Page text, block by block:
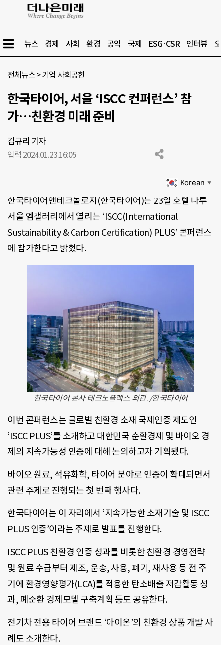
뉴스 경제 사회 환경 공익 국제 ESG·CSR 인터뷰
전체뉴스 >기업 사회공헌
한국타이어, 서울 ‘ISCC 컨퍼런스’ 참
가…친환경 미래 준비
김규리 기자
입력 2024.01.23.16:05
Korean ▼
한국타이어앤테크놀로지(한국타이어)는 23일 호텔 나루
서울 엠갤러리에서 열리는 ‘ISCC(International
Sustainability & Carbon Certification) PLUS’ 콘퍼런스
에 참가한다고 밝혔다.
한국타이어 본사 테크노플렉스 외관. /한국타이어
이번 콘퍼런스는 글로벌 친환경 소재 국제인증 제도인
‘ISCC PLUS’를 소개하고 대한민국 순환경제 및 바이오 경
제의 지속가능성 인증에 대해 논의하고자 기획됐다.
바이오 원료, 석유화학, 타이어 분야로 인증이 확대되면서
관련 주제로 진행되는 첫 번째 행사다.
한국타이어는 이 자리에서 ‘지속가능한 소재기술 및 ISCC
PLUS 인증’이라는 주제로 발표를 진행한다.
ISCC PLUS 친환경 인증 성과를 비롯한 친환경 경영전략
및 원료 수급부터 제조, 운송, 사용, 폐기, 재사용 등 전 주
기에 환경영향평가(LCA)를 적용한 탄소배출 저감활동 성
과, 폐순환 경제모델 구축계획 등도 공유한다.
전기차 전용 타이어 브랜드 ‘아이온’의 친환경 상품 개발 사
례도 소개한다.